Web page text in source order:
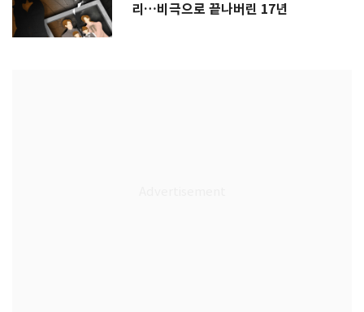
리…비극으로 끝나버린 17년